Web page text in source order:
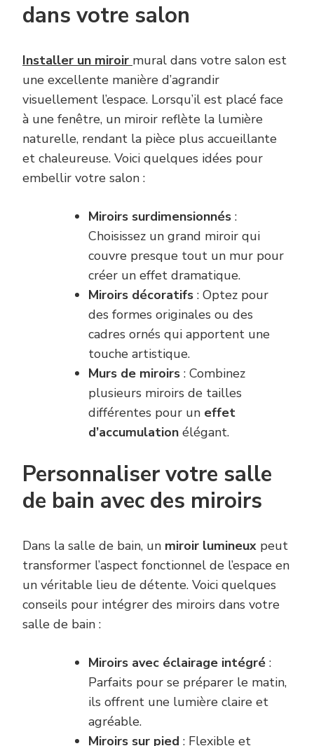
dans votre salon
Installer un miroir mural dans votre salon est
une excellente manière d’agrandir
visuellement l’espace. Lorsqu’il est placé face
à une fenêtre, un miroir reflète la lumière
naturelle, rendant la pièce plus accueillante
et chaleureuse. Voici quelques idées pour
embellir votre salon :
Miroirs surdimensionnés :
Choisissez un grand miroir qui
couvre presque tout un mur pour
créer un effet dramatique.
Miroirs décoratifs : Optez pour
des formes originales ou des
cadres ornés qui apportent une
touche artistique.
Murs de miroirs : Combinez
plusieurs miroirs de tailles
différentes pour un effet
d’accumulation élégant.
Personnaliser votre salle
de bain avec des miroirs
Dans la salle de bain, un miroir lumineux peut
transformer l’aspect fonctionnel de l’espace en
un véritable lieu de détente. Voici quelques
conseils pour intégrer des miroirs dans votre
salle de bain :
Miroirs avec éclairage intégré :
Parfaits pour se préparer le matin,
ils offrent une lumière claire et
agréable.
Miroirs sur pied : Flexible et